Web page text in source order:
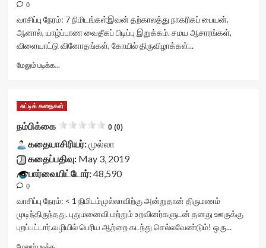
class='yasr-
stars-
yasr-
votes-
readonly-
rater-
e74a2fce73046'
data-
rating='0'
data-
starsize='16'
rater-
postid='29461'
0
வாசிப்பு நேரம்: 7 நிமிடங்கள்இவன் தற்காலத்து நாகரிகப் பையன்.
ஆனால், யாழ்ப்பாண வைதீகப் பிடிப்பு இறுக்கம். சமய ஆசாரங்கள்,
விளையாட்டு வினோதங்கள், கோயில் திருவிழாக்கள்...
மேலும் படிக்க...
class="yasr-
vv-
stars-
title-
container">
<div
class='yasr-
title
rater-
stars'
சுட்டிக் கதைகள்
நம்பிக்கை 0 (0)
கதையாசிரியர்:முல்லா
கதைப்பதிவு:May 3, 2019
பார்வையிட்டோர்:48,590
0
வாசிப்பு நேரம்: < 1 நிமிடம்முல்லாவிற்கு அன்றுதான் திருமணம்
முடிந்திருந்தது. புதுமனைவி மற்றும் உறவினர்களுடன் தனது ஊருக்கு
புறப்பட்டார்.வழியில் பெரிய ஆற்றை கடந்து செல்லவேண்டும்! ஒரு...